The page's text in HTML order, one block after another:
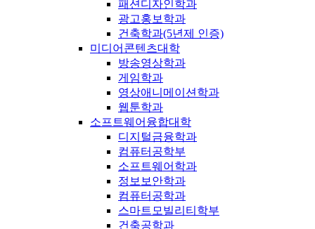
패션디자인학과
광고홍보학과
건축학과(5년제 인증)
미디어콘텐츠대학
방송영상학과
게임학과
영상애니메이션학과
웹툰학과
소프트웨어융합대학
디지털금융학과
컴퓨터공학부
소프트웨어학과
정보보안학과
컴퓨터공학과
스마트모빌리티학부
건축공학과